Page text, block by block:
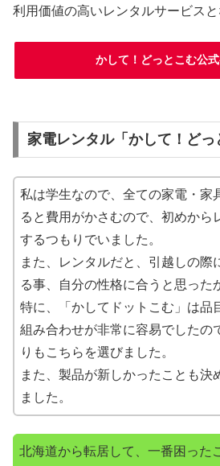
利用価値の高いレンタルサービスと
かして！どっとこむ公
家電レンタル「かして！どっ
私は学生なので、全ての家電・家
ると費用がかさむので、初めから
するつもりでいました。
また、レンタルだと、引越しの際
る事、自分の性格に合うと思った
特に、「かしてドットこむ」は品
組み合わせが非常に容易でしたの
りもこちらを選びました。
また、製品が新しかったことも決
ました。
北海道から転居して、一番困った